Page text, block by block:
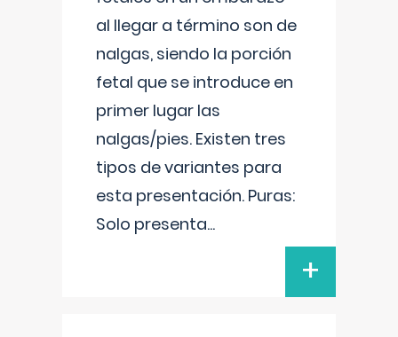
al llegar a término son de
nalgas, siendo la porción
fetal que se introduce en
primer lugar las
nalgas/pies. Existen tres
tipos de variantes para
esta presentación. Puras:
Solo presenta...
+